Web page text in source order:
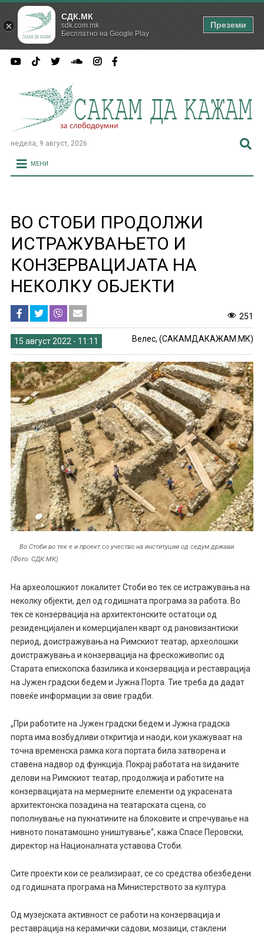
недела, 9 август, 2026
МЕНИ
ВО СТОБИ ПРОДОЛЖИ
ИСТРАЖУВАЊЕТО И
КОНЗЕРВАЦИЈАТА НА
НЕКОЛКУ ОБЈЕКТИ
251
15 август 2022 - 11:11 Велес, (САКАМДАКАЖАМ.МК)
Во Стоби во тек е и проект со учество на институции од седум држави.
(Фото: СДК.МК)
На археолошкиот локалитет Стоби во тек се истражувања на
неколку објекти, дел од годишната програма за работа. Во
тек се конзервација на архитектонските остатоци од
резиденцијален и комерцијален кварт од рановизантиски
период, доистражувања на Римскиот театар, археолошки
доистражувања и конзервација на фрескоживопис од
Старата епископска базилика и конзервација и реставрација
на Јужен градски бедем и Јужна Порта. Тие треба да дадат
повеќе информации за овие градби.
„При работите на Јужен градски бедем и Јужна градска
порта има возбудливи откритија и наоди, кои укажуваат на
точна временска рамка кога портата била затворена и
ставена надвор од функција. Покрај работата на ѕиданите
делови на Римскиот театар, продолжија и работите на
конзервацијата на мермерните елементи од украсената
архитектонска позадина на театарската сцена, со
пополнување на пукнатините на блоковите и спречување на
нивното понатамошно уништување“, кажа Спасе Перовски,
директор на Националната уставова Стоби.
Сите проекти кои се реализираат, се со средства обезбедени
од годишната програма на Министерството за култура.
Од музејската активност се работи на конзервација и
реставрација на керамички садови, мозаици, стаклени
СДК.МК
sdk.com.mk
Бесплатно на Google Play
Преземи